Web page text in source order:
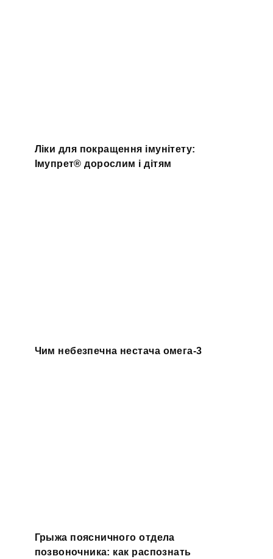
Ліки для покращення імунітету:
Імупрет® дорослим і дітям
Чим небезпечна нестача омега-3
Грыжа поясничного отдела
позвоночника: как распознать